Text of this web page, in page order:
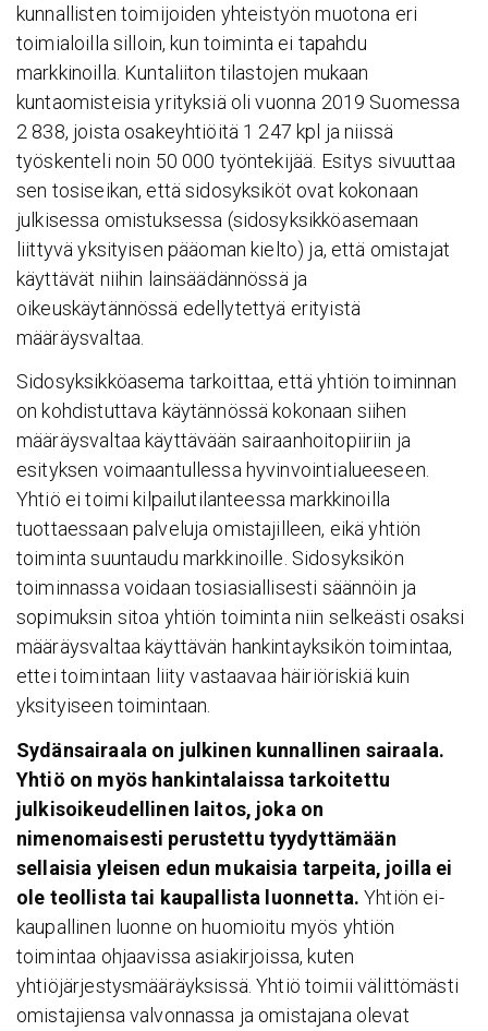
kunnallisten toimijoiden yhteistyön muotona eri
toimialoilla silloin, kun toiminta ei tapahdu
markkinoilla. Kuntaliiton tilastojen mukaan
kuntaomisteisia yrityksiä oli vuonna 2019 Suomessa
2 838, joista osakeyhtiöitä 1 247 kpl ja niissä
työskenteli noin 50 000 työntekijää. Esitys sivuuttaa
sen tosiseikan, että sidosyksiköt ovat kokonaan
julkisessa omistuksessa (sidosyksikköasemaan
liittyvä yksityisen pääoman kielto) ja, että omistajat
käyttävät niihin lainsäädännössä ja
oikeuskäytännössä edellytettyä erityistä
määräysvaltaa.
Sidosyksikköasema tarkoittaa, että yhtiön toiminnan
on kohdistuttava käytännössä kokonaan siihen
määräysvaltaa käyttävään sairaanhoitopiiriin ja
esityksen voimaantullessa hyvinvointialueeseen.
Yhtiö ei toimi kilpailutilanteessa markkinoilla
tuottaessaan palveluja omistajilleen, eikä yhtiön
toiminta suuntaudu markkinoille. Sidosyksikön
toiminnassa voidaan tosiasiallisesti säännöin ja
sopimuksin sitoa yhtiön toiminta niin selkeästi osaksi
määräysvaltaa käyttävän hankintayksikön toimintaa,
ettei toimintaan liity vastaavaa häiriöriskiä kuin
yksityiseen toimintaan.
Sydänsairaala on julkinen kunnallinen sairaala.
Yhtiö on myös hankintalaissa tarkoitettu
julkisoikeudellinen laitos, joka on
nimenomaisesti perustettu tyydyttämään
sellaisia yleisen edun mukaisia tarpeita, joilla ei
ole teollista tai kaupallista luonnetta. Yhtiön ei-
kaupallinen luonne on huomioitu myös yhtiön
toimintaa ohjaavissa asiakirjoissa, kuten
yhtiöjärjestysmääräyksissä. Yhtiö toimii välittömästi
omistajiensa valvonnassa ja omistajana olevat